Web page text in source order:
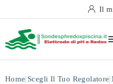
Il
Home Scegli Il Tuo Regolatore